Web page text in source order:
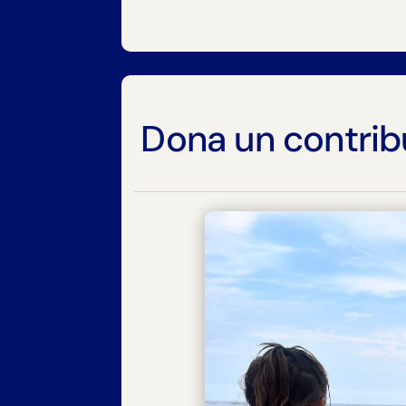
Dona un